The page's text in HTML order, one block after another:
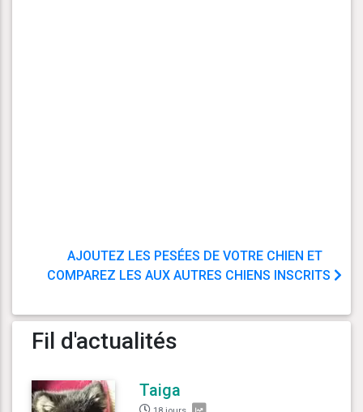
AJOUTEZ LES PESÉES DE VOTRE CHIEN ET
COMPAREZ LES AUX AUTRES CHIENS INSCRITS
Fil d'actualités
Taiga